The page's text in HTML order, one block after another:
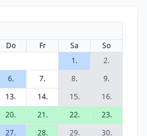
Do Fr Sa
So
1.
2.
6. 7. 8.
9.
13. 14. 15.
16.
20. 21. 22.
23.
27. 28. 29. 30.